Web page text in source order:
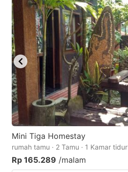
Mini Tiga Homestay
rumah tamu · 2 Tamu · 1 Kamar tidur
Rp 165.289 /malam